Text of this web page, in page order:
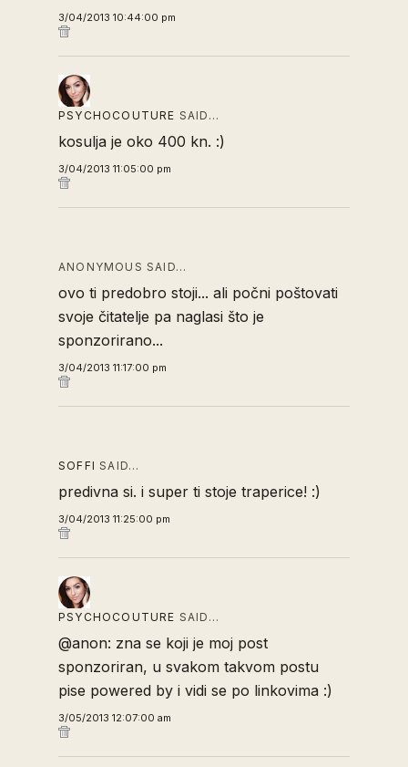
3/04/2013 10:44:00 pm
PSYCHOCOUTURE SAID…
kosulja je oko 400 kn. :)
3/04/2013 11:05:00 pm
ANONYMOUS SAID…
ovo ti predobro stoji... ali počni poštovati
svoje čitatelje pa naglasi što je
sponzorirano...
3/04/2013 11:17:00 pm
SOFFI SAID…
predivna si. i super ti stoje traperice! :)
3/04/2013 11:25:00 pm
PSYCHOCOUTURE SAID…
@anon: zna se koji je moj post
sponzoriran, u svakom takvom postu
pise powered by i vidi se po linkovima :)
3/05/2013 12:07:00 am